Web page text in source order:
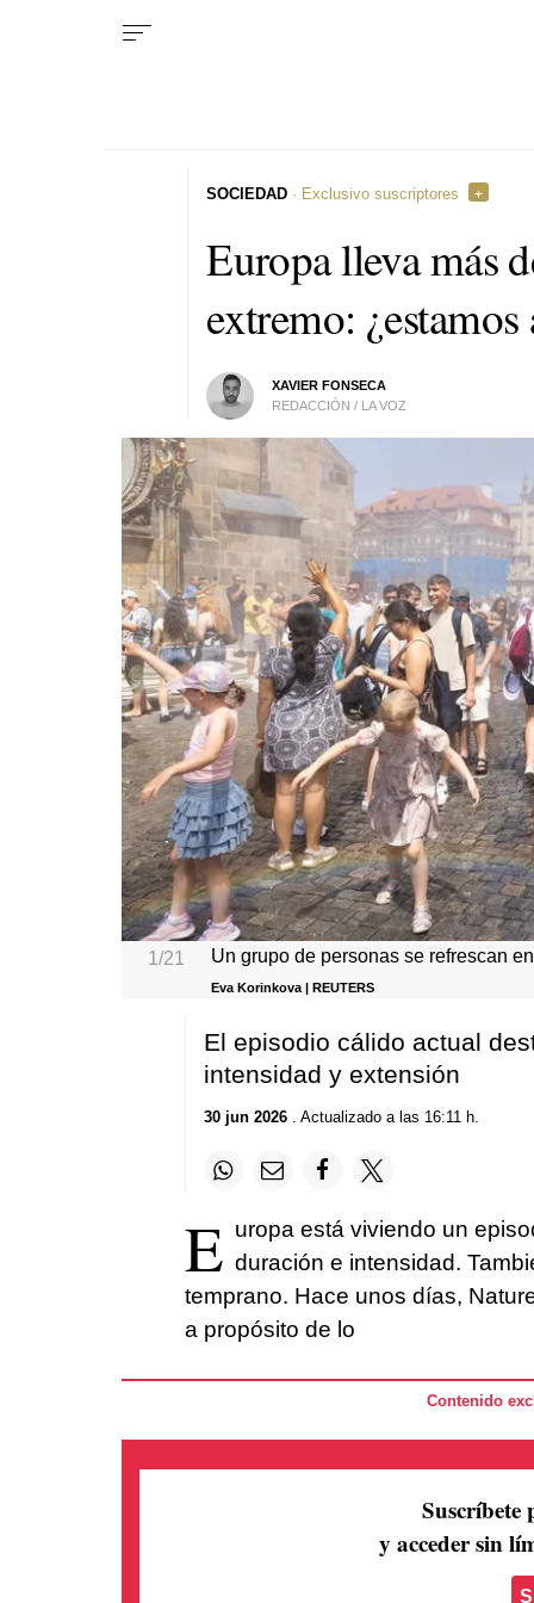
Europa lleva más
extremo:
XAVIER FONSECA
REDACCIÓN / LA VOZ
SOCIEDAD · Exclusivo suscriptores
1/21 Un grupo de personas se refrescan
Eva Korinkova | REUTERS
El episodio cálido actual
intensidad y extensión
30 jun 2026. Actualizado a las 16:11 h.
E uropa está viviendo un
duración e intensidad.
temprano. Hace unos días,
a propósito de lo
Contenido
Suscríbete
y acceder sin